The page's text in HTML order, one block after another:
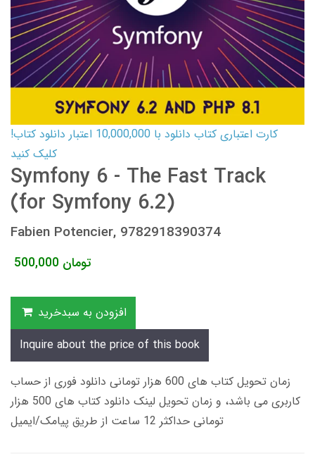
کارت اعتباری کتاب دانلود با 10,000,000 اعتبار دانلود کتاب!
کلیک کنید
Symfony 6 - The Fast Track
(for Symfony 6.2)
Fabien Potencier, 9782918390374
500,000 تومان
افزودن به سبدخرید
Inquire about the price of this book
زمان تحویل کتاب های 600 هزار تومانی دانلود فوری از حساب
کاربری می باشد، و زمان تحویل لینک دانلود کتاب های 500 هزار
تومانی حداکثر 12 ساعت از طریق پیامک/ایمیل